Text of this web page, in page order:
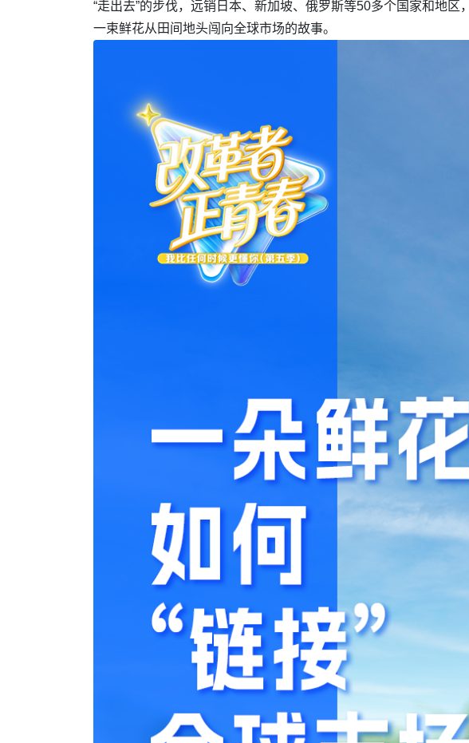
“走出去”的步伐，远销日本、新加坡、俄罗斯等50多个国家和地
一束鲜花从田间地头闯向全球市场的故事。